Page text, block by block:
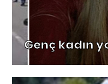
Genç kadın